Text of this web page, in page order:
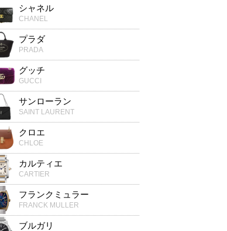
シャネル
CHANEL
プラダ
PRADA
グッチ
GUCCI
サンローラン
SAINT LAURENT
クロエ
CHLOE
カルティエ
CARTIER
フランクミュラー
FRANCK MULLER
ブルガリ